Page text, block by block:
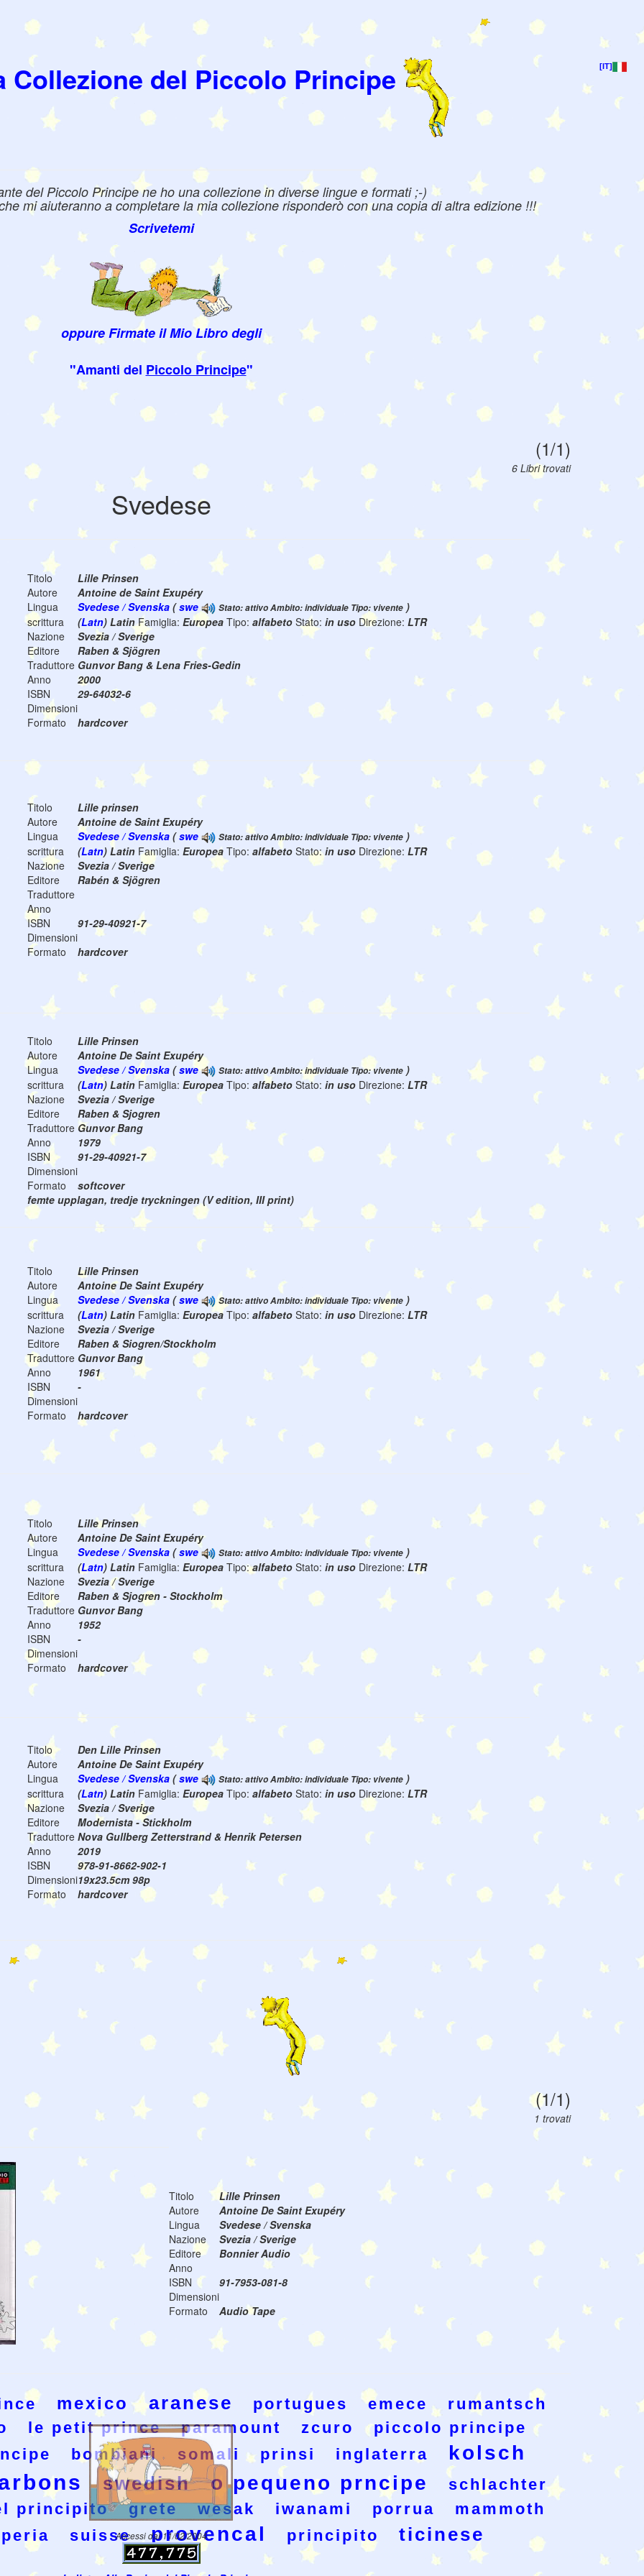
[IT]
Collezione del Piccolo Principe
del Piccolo Principe ne ho una collezione in diverse lingue e formati ;-)
mi aiuteranno a completare la mia collezione risponderò con una copia di altra edizione !!!
Scrivetemi
oppure Firmate il Mio Libro degli
"Amanti del Piccolo Principe"
(1/1)
6 Libri trovati
Svedese
Titolo
Lille Prinsen
Autore
Antoine de Saint Exupéry
Lingua
Svedese / Svenska (swe Stato: attivo Ambito: individuale Tipo: vivente )
scrittura
(Latn) LatinFamiglia: Europea Tipo: alfabeto Stato: in uso Direzione: LTR
Nazione
Svezia / Sverige
Editore
Raben & Sjögren
Traduttore Gunvor Bang & Lena Fries-Gedin
Anno
2000
ISBN
29-64032-6
Dimensioni
Formato
hardcover
Titolo
Lille prinsen
Autore
Antoine de Saint Exupéry
Lingua
Svedese / Svenska (swe Stato: attivo Ambito: individuale Tipo: vivente )
scrittura
(Latn) Latin Famiglia: Europea Tipo: alfabeto Stato:in uso Direzione: LTR
Nazione
Svezia / Sverige
Editore
Rabén & Sjögren
Traduttore
Anno
ISBN
91-29-40921-7
Dimensioni
Formato
hardcover
Titolo
Lille Prinsen
Autore
Antoine De Saint Exupéry
Lingua
Svedese / Svenska (swe Stato: attivo Ambito: individuale Tipo: vivente )
scrittura
(Latn) Latin Famiglia: Europea Tipo: alfabeto Stato: in uso Direzione: LTR
Nazione
Svezia / Sverige
Editore
Raben & Sjogren
Traduttore Gunvor Bang
Anno
1979
ISBN
91-29-40921-7
Dimensioni
Formato
softcover
femte upplagan, tredje tryckningen (V edition, III print)
Titolo
Lille Prinsen
Autore
Antoine De Saint Exupéry
Lingua
Svedese / Svenska (swe Stato: attivo Ambito: individuale Tipo: vivente )
scrittura
(Latn) Latin Famiglia: Europea Tipo: alfabeto Stato: in uso Direzione: LTR
Nazione
Svezia / Sverige
Editore
Raben & Siogren/Stockholm
Traduttore Gunvor Bang
Anno
1961
ISBN
-
Dimensioni
Formato
hardcover
Titolo
Lille Prinsen
Autore
Antoine De Saint Exupéry
Lingua
Svedese / Svenska (swe Stato: attivo Ambito: individuale Tipo: vivente )
scrittura
(Latn) Latin Famiglia: Europea Tipo:alfabeto Stato: in uso Direzione: LTR
Nazione
Svezia / Sverige
Editore
Raben & Sjogren - Stockholm
Traduttore Gunvor Bang
Anno
1952
ISBN
-
Dimensioni
Formato
hardcover
Titolo
Den Lille Prinsen
Autore
Antoine De Saint Exupéry
Lingua
Svedese / Svenska (swe Stato: attivo Ambito: individuale Tipo: vivente )
scrittura
(Latn) Latin Famiglia: Europea Tipo: alfabeto Stato: in uso Direzione: LTR
Nazione
Svezia / Sverige
Editore
Modernista - Stickholm
Traduttore Nova Gullberg Zetterstrand & Henrik Petersen
Anno
2019
ISBN
978-91-8662-902-1
Dimensioni19x23.5cm 98p
Formato
hardcover
(1/1)
1 trovati
Titolo
Lille Prinsen
Autore
Antoine De Saint Exupéry
Lingua
Svedese / Svenska
Nazione
Svezia / Sverige
Editore
Bonnier Audio
Anno
ISBN
91-7953-081-8
Dimensioni
Formato
Audio Tape
mexico aranese portugues emece
rumantsch
le petit prince paramount zcuro
piccolo principe
bombiani somali prinsi inglaterra kolsch
swedish o pequeno prncipe
schlachter
principito
grete wesak iwanami porrua
mammoth
suisse provencal principito ticinese
Accessi dal 11/02/2004